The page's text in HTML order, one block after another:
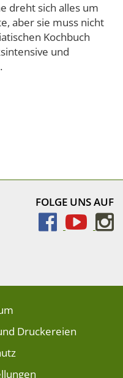
dreht sich alles um
aber sie muss nicht
Kochbuch
und
FOLGE UNS AUF
Druckereien